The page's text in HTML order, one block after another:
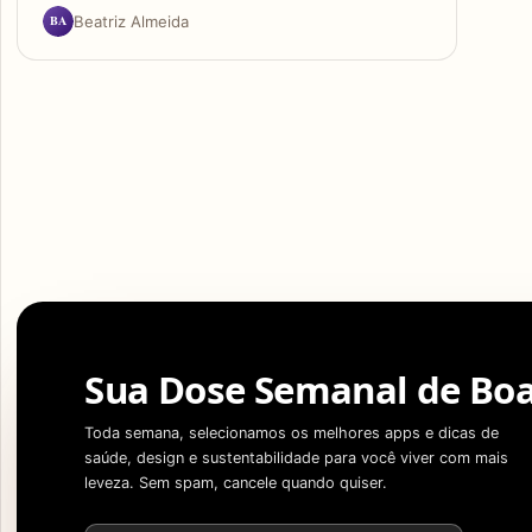
BA Beatriz Almeida
Sua Dose Semanal de
Toda semana, selecionamos os melhores apps e dicas de
saúde, design e sustentabilidade para você viver com mais
leveza. Sem spam, cancele quando quiser.